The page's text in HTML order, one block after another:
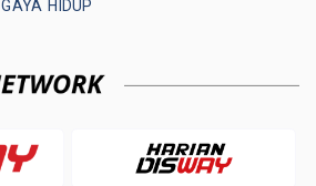
GAYA HIDUP